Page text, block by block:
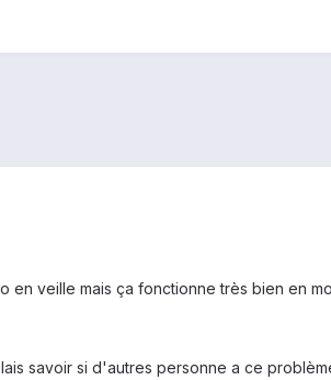
veille mais ça fonctionne très bien en
savoir si d'autres personne a ce